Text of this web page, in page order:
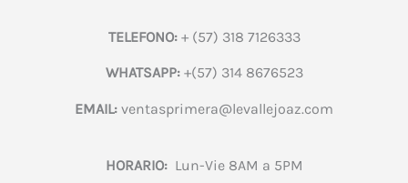
TELEFONO:+ (57) 318 7126333
WHATSAPP:+(57) 314 8676523
EMAIL: ventasprimera@levallejoaz.com
HORARIO:Lun-Vie 8AM a 5PM